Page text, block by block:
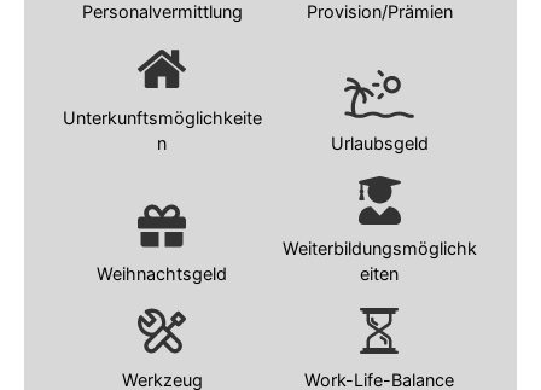
Personalvermittlung Provision/Prämien
Unterkunftsmöglichkeite
n
Urlaubsgeld
Weihnachtsgeld
Weiterbildungsmöglichk
eiten
Werkzeug Work-Life-Balance